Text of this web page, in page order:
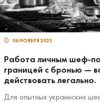
06 НОЯБРЯ 2025
Работа личным шеф-
границей с бронью —
действовать легально.
Для опытных украинских